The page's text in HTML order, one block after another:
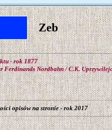
Zeb
- rok 1877
Nordbahn / C.K.
opisów na stronie - rok 2017